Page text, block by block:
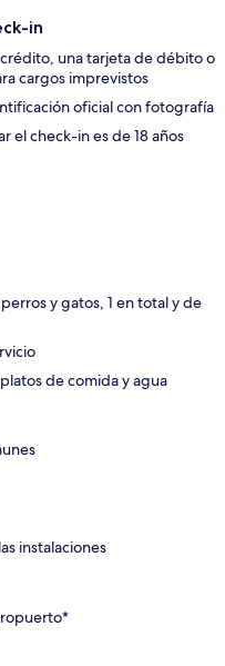
in
una tarjeta de débito o
cargos imprevistos
oficial con fotografía
el check-in es de 18 años
y gatos, 1 en total y de
de comida y agua
instalaciones